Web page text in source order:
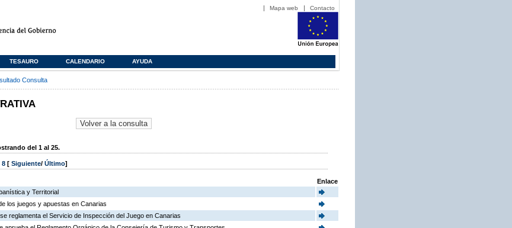
Mapa web Contacto
TESAURO CALENDARIO AYUDA
Consulta
del 1 al 25.
8 [ Siguiente/ Último]
Enlace
y Territorial
los juegos y apuestas en Canarias
reglamenta el Servicio de Inspección del Juego en Canarias